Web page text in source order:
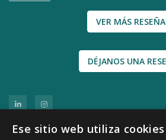
VER MÁS
DÉJANOS UNA
Ese sitio web utiliza cookies